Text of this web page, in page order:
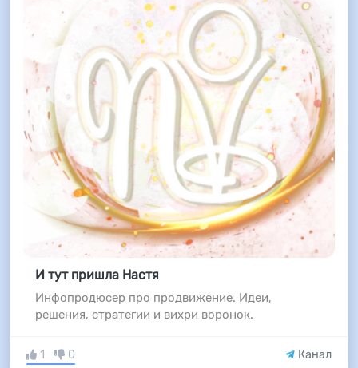
И тут пришла Настя
Инфопродюсер про продвижение. Идеи,
решения, стратегии и вихри воронок.
1 0 Канал